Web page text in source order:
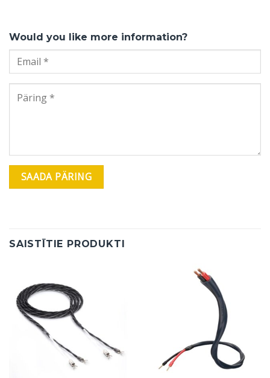
Would you like more information?
SAISTĪTIE PRODUKTI